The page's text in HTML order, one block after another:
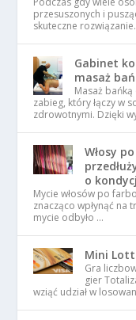
przesuszonych i
skuteczne
Gabinet
masaż
Masaż
zabieg, który łączy w
zdrowotnymi. Dzięki
Włosy
o
Mycie włosów po
znacząco wpłynąć na
mycie odbyło …
Mini
Gra
gier
wziąć udział w